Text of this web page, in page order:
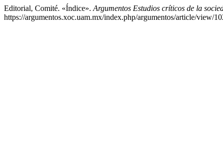
Editorial, Comité. «Índice». Argumentos Estudios críticos de la
https://argumentos.xoc.uam.mx/index.php/argumentos/article/view/